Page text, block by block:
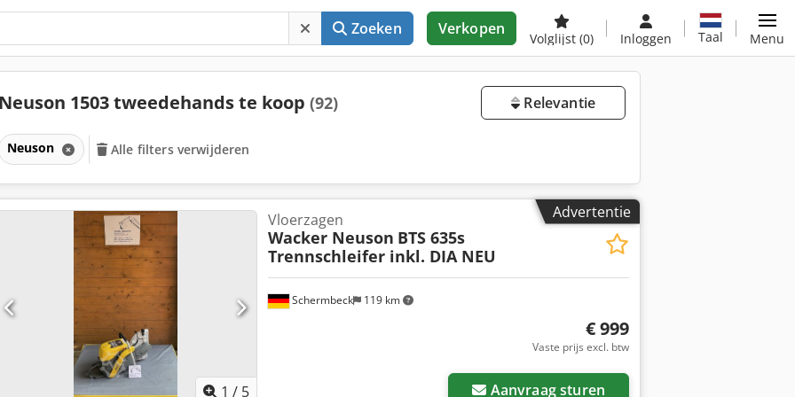
Zoeken Verkopen
Volglijst (0) Inloggen Taal Menu
Neuson 1503 tweedehands te koop (92) Relevantie
Neuson Alle filters verwijderen
Advertentie
1 / 5
Schermbeck 119 km
Vloerzagen
Wacker Neuson BTS 635s
Trennschleifer inkl. DIA NEU
€ 999
Vaste prijs excl. btw
Aanvraag sturen